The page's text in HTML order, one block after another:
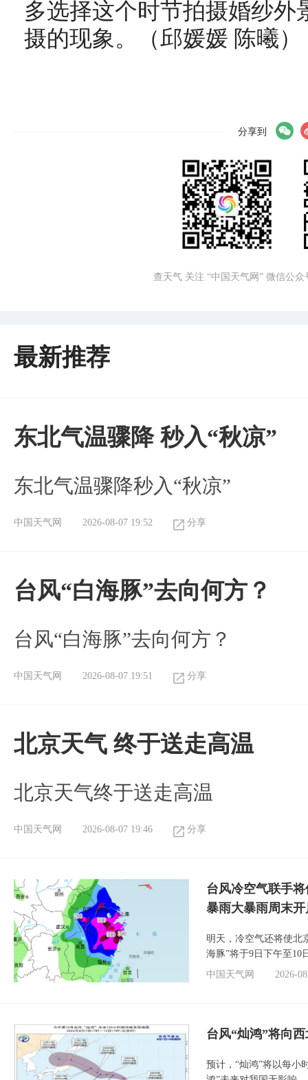
多选择这个时节拍摄婚纱外
摄的现象。（邱媛媛 陈曦）
分享到
查天气 关注 “中国天气网” 微信公众
最新推荐
东北气温骤降 秒入“秋凉”
东北气温骤降秒入“秋凉”
中国天气网 2026-08-07 19:52 分享
台风“白海豚”去向何方？
台风“白海豚”去向何方？
中国天气网 2026-08-07 19:51 分享
北京天气 终于送走高温
北京天气终于送走高温
中国天气网 2026-08-07 19:46 分享
台风冷空气联手
暴雨大暴雨周末开
明天，冷空气还将使北
海豚”将于9日下午至10
中国天气网
2026-
台风“灿鸿”将向
预计，“灿鸿”将以每小